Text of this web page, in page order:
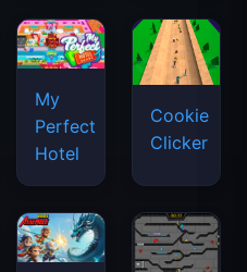
My
Perfect
Hotel
Cookie
Clicker